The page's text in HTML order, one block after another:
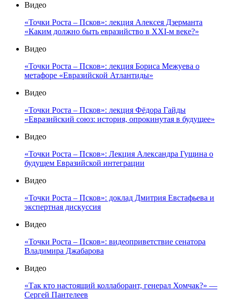
Видео
«Точки Роста – Псков»: лекция Алексея Дзерманта
«Каким должно быть евразийство в XXI-м веке?»
Видео
«Точки Роста – Псков»: лекция Бориса Межуева о
метафоре «Евразийской Атлантиды»
Видео
«Точки Роста – Псков»: лекция Фёдора Гайды
«Евразийский союз: история, опрокинутая в будущее»
Видео
«Точки Роста – Псков»: Лекция Александра Гущина о
будущем Евразийской интеграции
Видео
«Точки Роста – Псков»: доклад Дмитрия Евстафьева и
экспертная дискуссия
Видео
«Точки Роста – Псков»: видеоприветствие сенатора
Владимира Джабарова
Видео
«Так кто настоящий коллаборант, генерал Хомчак?» —
Сергей Пантелеев